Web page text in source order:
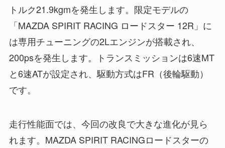
トルク21.9kgmを発生します。限定モデルの
「MAZDA SPIRIT RACING ロードスター 12R」に
は専用チューニングの2Lエンジンが搭載され、
200psを発生します。トランスミッションは6速MT
と6速ATが設定され、駆動方式はFR（後輪駆動）
です。
走行性能面では、今回の改良で大きな進化が見ら
れます。MAZDA SPIRIT RACINGロードスターの